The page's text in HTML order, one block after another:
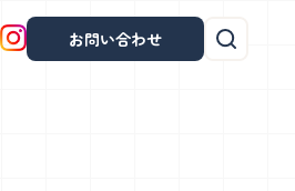
お問い合わせ